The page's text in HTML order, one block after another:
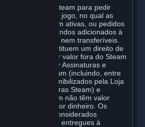
da Carteira Steam para pedir
fazer pedidos no jogo, no qual as
Steam estiverem ativas, ou pedidos
à Seção 3.I, os fundos adicionados à
reembolsáveis nem transferíveis.
Steam não constituem um direito de
não têm qualquer valor fora do Steam
apenas para pedir Assinaturas e
por meio do Steam (incluindo, entre
aplicativos disponibilizados pela Loja
de Assinaturas Steam) e
da Carteira Steam não têm valor
ser trocados por dinheiro. Os
que forem considerados
podem ser entregues à